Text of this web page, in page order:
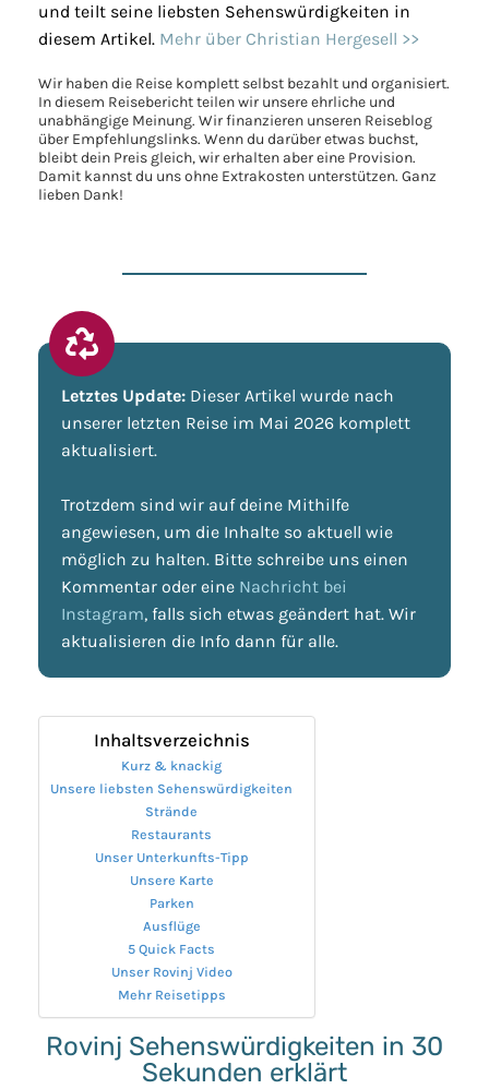
und teilt seine liebsten Sehenswürdigkeiten in
diesem Artikel. Mehr über Christian Hergesell >>
Wir haben die Reise komplett selbst bezahlt und organisiert.
In diesem Reisebericht teilen wir unsere ehrliche und
unabhängige Meinung. Wir finanzieren unseren Reiseblog
über Empfehlungslinks. Wenn du darüber etwas buchst,
bleibt dein Preis gleich, wir erhalten aber eine Provision.
Damit kannst du uns ohne Extrakosten unterstützen. Ganz
lieben Dank!
Letztes Update: Dieser Artikel wurde nach
unserer letzten Reise im Mai 2026 komplett
aktualisiert.
Trotzdem sind wir auf deine Mithilfe
angewiesen, um die Inhalte so aktuell wie
möglich zu halten. Bitte schreibe uns einen
Kommentar oder eine Nachricht bei
Instagram, falls sich etwas geändert hat. Wir
aktualisieren die Info dann für alle.
Inhaltsverzeichnis
Kurz & knackig
Unsere liebsten Sehenswürdigkeiten
Strände
Restaurants
Unser Unterkunfts-Tipp
Unsere Karte
Parken
Ausflüge
5 Quick Facts
Unser Rovinj Video
Mehr Reisetipps
Rovinj Sehenswürdigkeiten in 30
Sekunden erklärt